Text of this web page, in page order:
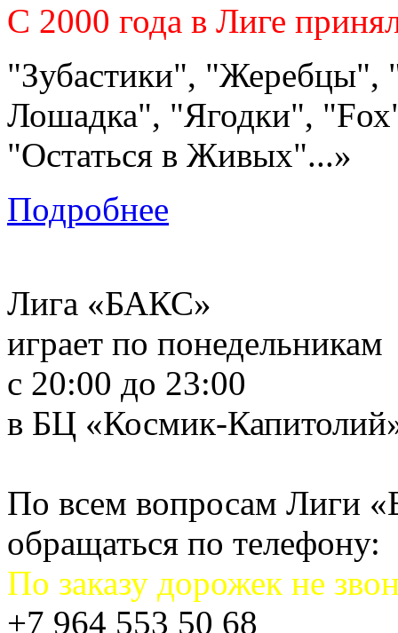
C 2000 года в Лиге
"Зубастики", "Жеребцы",
Лошадка", "Ягодки",
"Остаться в Живых"...»
Подробнее
Лига «БАКС»
играет по понедельникам
с 20:00 до 23:00
в БЦ «Космик-
По всем вопросам Лиги
обращаться по телефону:
По заказу дорожек не
+7 964 553 50 68